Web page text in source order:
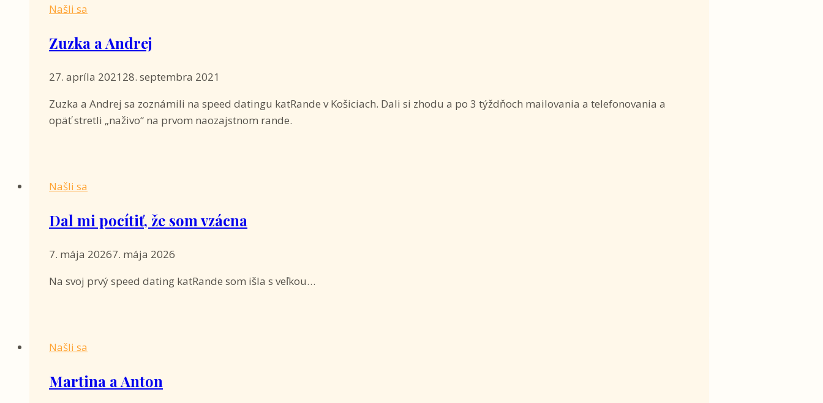
Našli sa
Zuzka a Andrej
27. apríla 2021 28. septembra 2021
Zuzka a Andrej sa zoznámili na speed datingu katRande v Košiciach. Dali si zhodu a po 3 týždňoch mailovania a telefonovania a
opäť stretli „naživo“ na prvom naozajstnom rande.
Našli sa
Dal mi pocítiť, že som vzácna
7. mája 20267. mája 2026
Na svoj prvý speed dating katRande som išla s veľkou…
Našli sa
Martina a Anton